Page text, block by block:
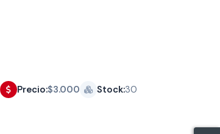
Precio:$3.000 Stock:30